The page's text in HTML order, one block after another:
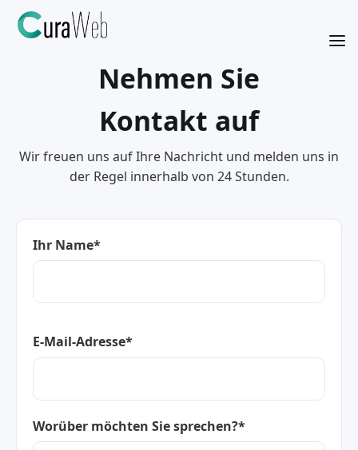
Nehmen Sie
Kontakt auf
Wir freuen uns auf Ihre Nachricht und melden uns in
der Regel innerhalb von 24 Stunden.
Ihr Name*
E-Mail-Adresse*
Worüber möchten Sie sprechen?*